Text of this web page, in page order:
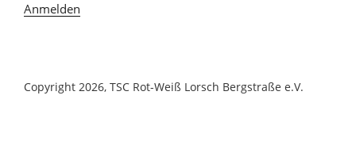
Anmelden
Copyright 2026, TSC Rot-Weiß Lorsch Bergstraße e.V.